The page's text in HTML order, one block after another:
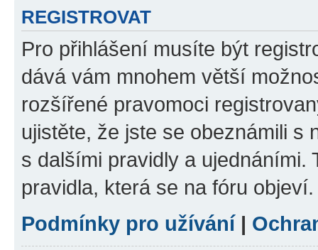
REGISTROVAT
Pro přihlášení musíte být
dává vám mnohem větší
rozšířené pravomoci
ujistěte, že jste se obeznámili s
s dalšími pravidly a ujednáními.
pravidla, která se na fóru objeví.
Podmínky pro užívání|